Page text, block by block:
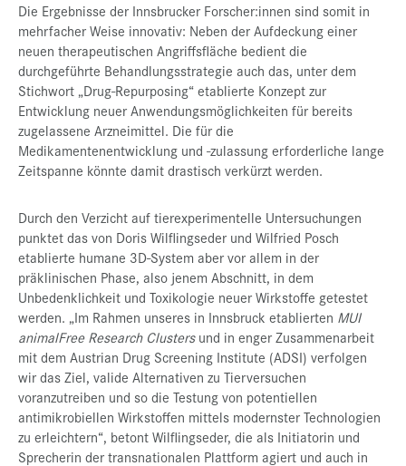
Die Ergebnisse der Innsbrucker Forscher:innen sind somit in
mehrfacher Weise innovativ: Neben der Aufdeckung einer
neuen therapeutischen Angriffsfläche bedient die
durchgeführte Behandlungsstrategie auch das, unter dem
Stichwort „Drug-Repurposing“ etablierte Konzept zur
Entwicklung neuer Anwendungsmöglichkeiten für bereits
zugelassene Arzneimittel. Die für die
Medikamentenentwicklung und -zulassung erforderliche lange
Zeitspanne könnte damit drastisch verkürzt werden.
Durch den Verzicht auf tierexperimentelle Untersuchungen
punktet das von Doris Wilflingseder und Wilfried Posch
etablierte humane 3D-System aber vor allem in der
präklinischen Phase, also jenem Abschnitt, in dem
Unbedenklichkeit und Toxikologie neuer Wirkstoffe getestet
werden. „Im Rahmen unseres in Innsbruck etablierten MUI
animalFree Research Clustersund in enger Zusammenarbeit
mit dem Austrian Drug Screening Institute (ADSI) verfolgen
wir das Ziel, valide Alternativen zu Tierversuchen
voranzutreiben und so die Testung von potentiellen
antimikrobiellen Wirkstoffen mittels modernster Technologien
zu erleichtern“, betont Wilflingseder, die als Initiatorin und
Sprecherin der transnationalen Plattform agiert und auch in